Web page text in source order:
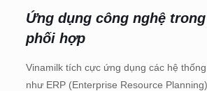
Ứng dụng công nghệ
phối hợp
Vinamilk tích cực ứng dụng các hệ
như ERP (Enterprise Resource